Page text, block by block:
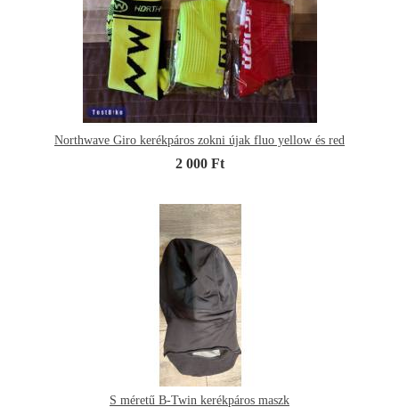
Northwave Giro kerékpáros zokni újak fluo yellow és red
2 000 Ft
S méretű B-Twin kerékpáros maszk